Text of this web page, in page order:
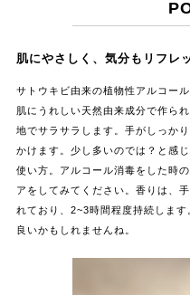
肌にやさしく、気分もリフレ
サトウキビ由来の植物性アルコー
肌にうれしい天然由来成分で作ら
地でサラサラします。手がしっか
かけます。少し多いのでは？と感
使い方。アルコール消毒をした時
アをしてみてください。香りは、
れており、2~3時間程度持続しま
良いかもしれませんね。